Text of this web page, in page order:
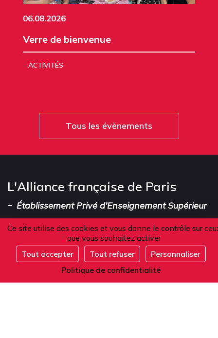
Ce site utilise des cookies et vous donne le contrôle sur
que vous souhaitez activer
Tout accepter
Tout refuser
Personnaliser
Politique de confidentialité
Complet
06.08.2026
Verre de bienvenue
ACTIVITÉS
Tous les évènements
L'Alliance française de Paris
- Établissement Privé d'Enseignement Supérieur
Adresse
101 boulevard Raspail